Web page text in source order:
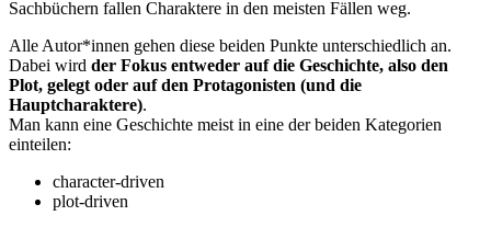
Sachbüchern fallen Charaktere in den meisten Fällen weg.
Alle Autor*innen gehen diese beiden Punkte unterschiedlich an.
Dabei wird der Fokus entweder auf die Geschichte, also den
Plot, gelegt oder auf den Protagonisten (und die
Hauptcharaktere).
Man kann eine Geschichte meist in eine der beiden Kategorien
einteilen:
character-driven
plot-driven